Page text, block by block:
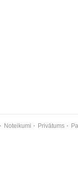
Noteikumi Privātums